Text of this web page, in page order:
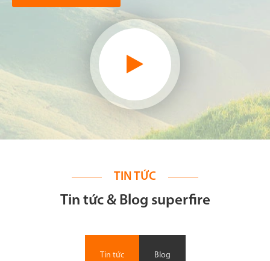
TIN TỨC
Tin tức & Blog superfire
Tin tức Blog